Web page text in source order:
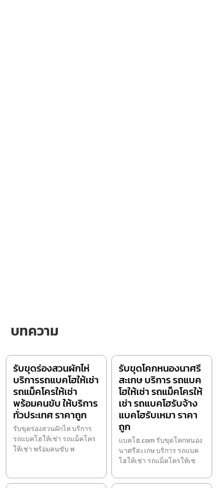
บทความ
รับขุดร่องสวนผักไห่
บริการรถแบคโฮให้เช่า
รถแม็คโครให้เช่า
พร้อมคนขับ ให้บริการ
ทั่วประเทศ ราคาถูก
รับขุดร่องสวนผักไห่ บริการ
รถแบคโฮให้เช่า รถแม็คโคร
ให้เช่า พร้อมคนขับ พ
รับขุดโคกหนองนาศรี
สะเกษ บริการ รถแบค
โฮให้เช่า รถแม็คโครให้
เช่า รถแบคโฮรับจ้าง
แบคโฮรับเหมา ราคา
ถูก
แบคโฮ.com รับขุดโคกหนอง
นาศรีสะเกษ บริการ รถแบค
โฮให้เช่า รถแม็คโครให้เช